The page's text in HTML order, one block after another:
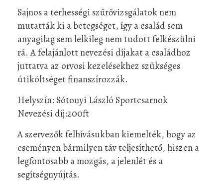
Sajnos a terhességi szűrővizsgálatok nem
mutatták ki a betegséget, így a család sem
anyagilag sem lelkileg nem tudott felkészülni
rá. A felajánlott nevezési díjakat a családhoz
juttatva az orvosi kezelésekhez szükséges
útiköltséget finanszírozzák.
Helyszín: Sótonyi László Sportcsarnok
Nevezési díj:200ft
A szervezők felhívásukban kiemelték, hogy az
eseményen bármilyen táv teljesíthető, hiszen a
legfontosabb a mozgás, a jelenlét és a
segítségnyújtás.